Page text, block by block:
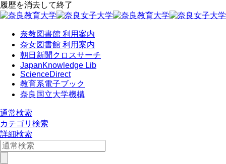
履歴を消去して終了
奈教図書館 利用案内
奈女図書館 利用案内
朝日新聞クロスサーチ
JapanKnowledge Lib
ScienceDirect
教育系電子ブック
奈良国立大学機構
通常検索
カテゴリ検索
詳細検索